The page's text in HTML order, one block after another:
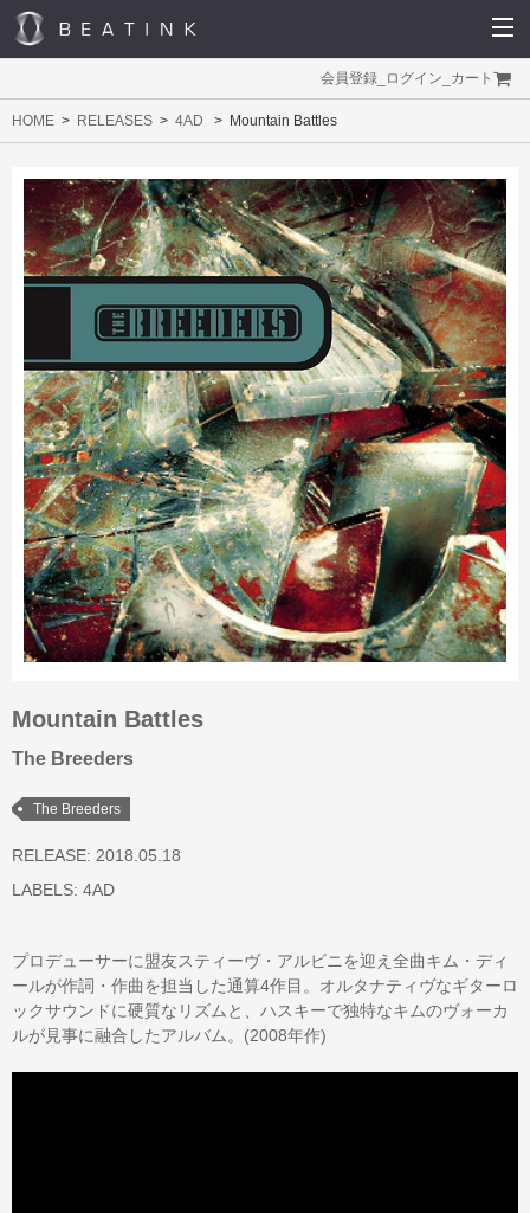
会員登録 ログイン カート
HOME RELEASES 4AD Mountain Battles
Mountain Battles
The Breeders
The Breeders
RELEASE: 2018.05.18
LABELS: 4AD
プロデューサーに盟友スティーヴ・アルビニを迎え全曲キム・ディ
ールが作詞・作曲を担当した通算4作目。オルタナティヴなギターロ
ックサウンドに硬質なリズムと、ハスキーで独特なキムのヴォーカ
ルが見事に融合したアルバム。(2008年作)